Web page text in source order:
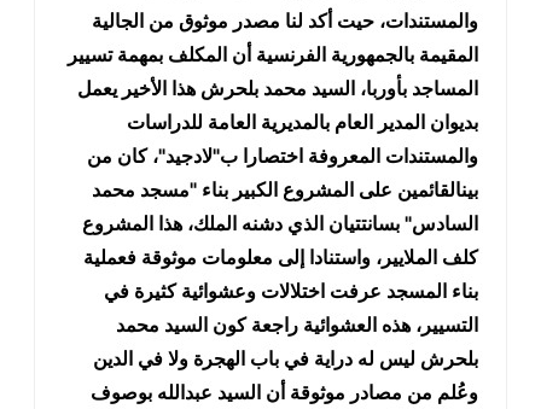
والمستندات، حيت أكد لنا مصدر موثوق من الجالية
المقيمة بالجمهورية الفرنسية أن المكلف بمهمة تسيير
المساجد بأوربا، السيد محمد بلحرش هذا الأخير يعمل
بديوان المدير العام بالمديرية العامة للدراسات
والمستندات المعروفة اختصارا ب"لادجيد"، كان من
بينالقائمين على المشروع الكبير بناء "مسجد محمد
السادس" بسانتتيان الذي دشنه الملك، هذا المشروع
كلف الملايير، واستنادا إلى معلومات موثوقة فعملية
بناء المسجد عرفت اختلالات وعشوائية كثيرة في
التسيير، هذه العشوائية راجعة كون السيد محمد
بلحرش ليس له دراية في باب الهجرة ولا في الدين
وعُلم من مصادر موثوقة أن السيد عبدالله بوصوف